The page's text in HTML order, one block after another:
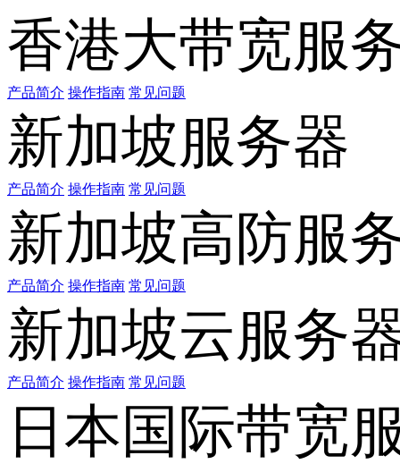
香港大带宽服
产品简介 操作指南 常见问题
新加坡服务器
产品简介 操作指南 常见问题
新加坡高防服
产品简介 操作指南 常见问题
新加坡云服务
产品简介 操作指南 常见问题
日本国际带宽